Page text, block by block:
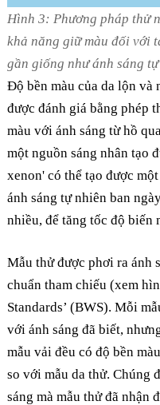
Hình 3: Phương pháp thử
khả năng giữ màu đối với
gần giống như ánh sáng
Độ bền màu của da lộn và
được đánh giá bằng phép
màu với ánh sáng từ hồ
một nguồn sáng nhân tạo
xenon' có thể tạo được
ánh sáng tự nhiên ban
nhiều, để tăng tốc độ biến
Mẫu thử được phơi ra ánh
chuẩn tham chiếu (xem
Standards’ (BWS). Mỗi
với ánh sáng đã biết,
mẫu vải đều có độ bền
so với mẫu da thử. Chúng
sáng mà mẫu thử đã nhận